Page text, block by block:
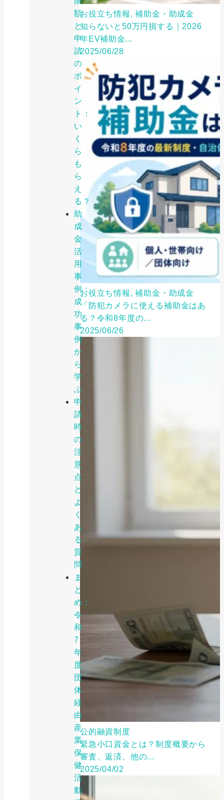
額
と
申
請
の
ポ
イ
ン
ト：
い
く
ら
も
ら
え
る？
助
成
金
活
用
事
例：
成
功
事
例
か
ら
学
ぶ
申
請
時
の
注
意
点
と
よ
く
あ
る
質
問
ま
と
め：
令
和
7
年
度
団
体
経
由
産
業
保
健
活
動
お役立ち情報, 補助金・助成金
知らないと50万円損する｜2026
年EV補助金...
2025/06/28
お役立ち情報, 補助金・助成金
「防犯カメラに使える補助金はあ
る？令和8年度の...
2025/06/26
公的融資制度
緊急小口資金とは？制度概要から
審査、返済、他の...
2025/04/02